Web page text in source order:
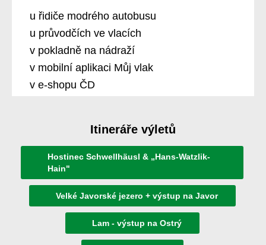
u řidiče modrého autobusu
u průvodčích ve vlacích
v pokladně na nádraží
v mobilní aplikaci Můj vlak
v e-shopu ČD
Itineráře výletů
Hostinec Schwellhäusl & „Hans-Watzlik-
Hain"
Velké Javorské jezero + výstup na Javor
Lam - výstup na Ostrý